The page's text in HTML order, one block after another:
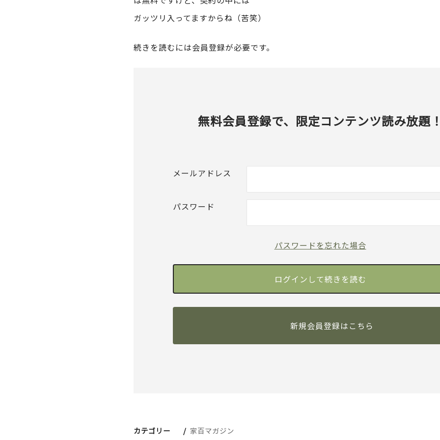
ガッツリ入ってますからね（苦笑）
続きを読むには会員登録が必要です。
無料会員登録で、限定コンテンツ読み放題
メールアドレス
パスワード
パスワードを忘れた場合
新規会員登録はこちら
カテゴリー
家百マガジン